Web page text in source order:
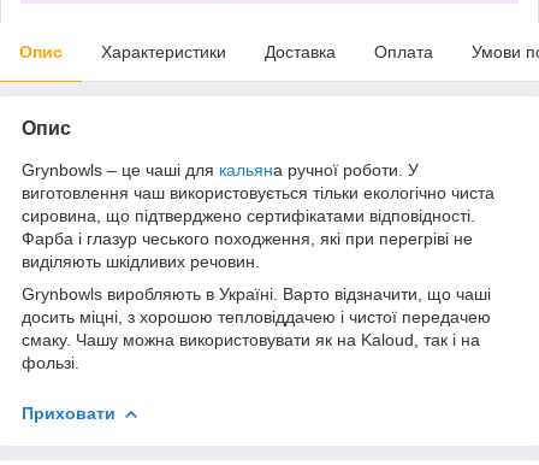
Опис Характеристики Доставка Оплата Умови
Опис
Grynbowls – це чаші для кальяна ручної роботи. У
виготовлення чаш використовується тільки екологічно чиста
сировина, що підтверджено сертифікатами відповідності.
Фарба і глазур чеського походження, які при перегріві не
виділяють шкідливих речовин.
Grynbowls виробляють в Україні. Варто відзначити, що чаші
досить міцні, з хорошою тепловіддачею і чистої передачею
смаку. Чашу можна використовувати як на Kaloud, так і на
фользі.
Приховати